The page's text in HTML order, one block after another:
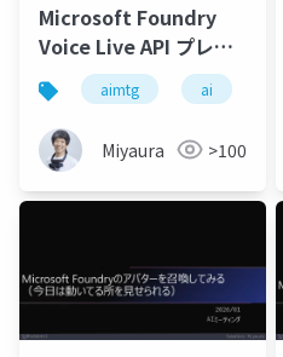
Microsoft Foundry
Voice Live API プレビ
ュー版を調査した話
aimtg ai
Miyaura >100